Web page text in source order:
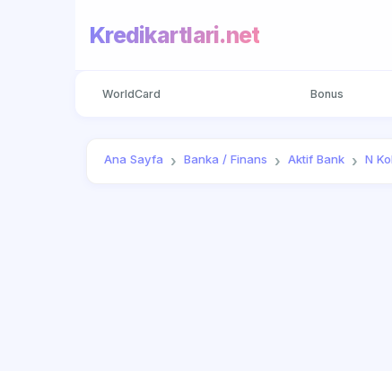
Kredikartlari.net
WorldCard Bonus
Ana Sayfa Banka / Finans Aktif Bank N